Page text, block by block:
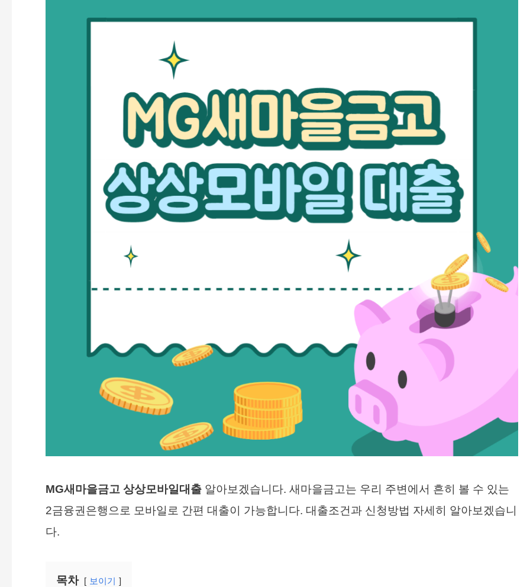
MG새마을금고 상상모바일대출 알아보겠습니다. 새마을금고는 우리 주변에서 흔히 볼 수 있는
2금융권은행으로 모바일로 간편 대출이 가능합니다. 대출조건과 신청방법 자세히 알아보겠습니
다.
목차 보이기